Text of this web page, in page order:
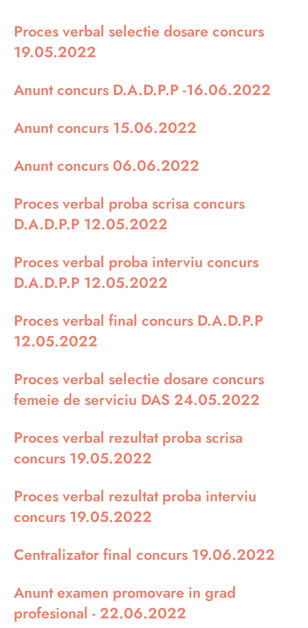
Proces verbal selectie dosare concurs
19.05.2022
Anunt concurs D.A.D.P.P -16.06.2022
Anunt concurs 15.06.2022
Anunt concurs 06.06.2022
Proces verbal proba scrisa concurs
D.A.D.P.P 12.05.2022
Proces verbal proba interviu concurs
D.A.D.P.P 12.05.2022
Proces verbal final concurs D.A.D.P.P
12.05.2022
Proces verbal selectie dosare concurs
femeie de serviciu DAS 24.05.2022
Proces verbal rezultat proba scrisa
concurs 19.05.2022
Proces verbal rezultat proba interviu
concurs 19.05.2022
Centralizator final concurs 19.06.2022
Anunt examen promovare in grad
profesional - 22.06.2022